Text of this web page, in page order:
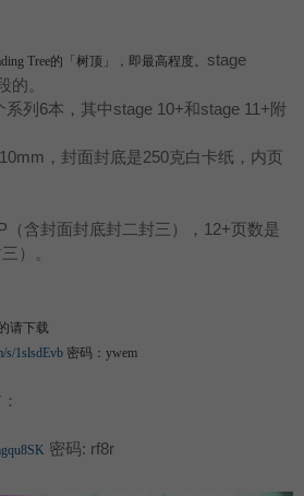
Tree的「树顶」，即最高程度。 stage
的。
系列6本，其中stage 10+和stage 11+附
，封面封底是250克白卡纸，内页
（含封面封底封二封三），12+页数是
）。
请下载
s/1slsdEvb 密码：ywem
密码: rf8r